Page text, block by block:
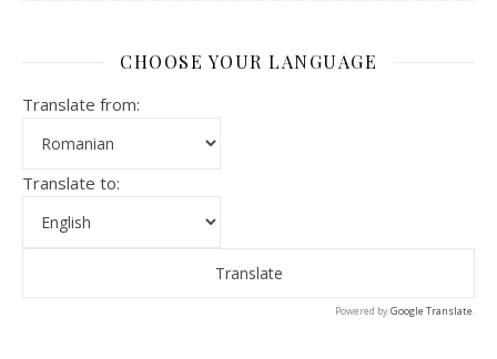
CHOOSE YOUR LANGUAGE
Translate from:
Translate to:
Powered byGoogle Translate.